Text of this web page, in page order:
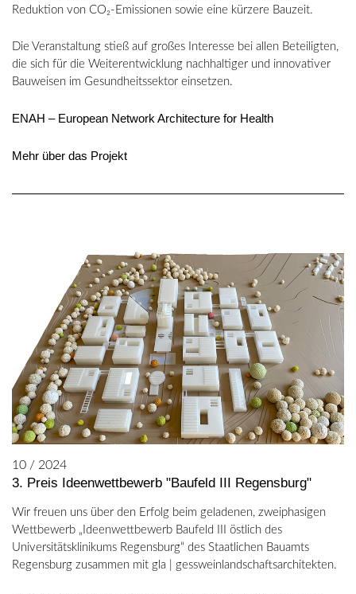
Reduktion von CO₂-Emissionen sowie eine kürzere Bauzeit.
Die Veranstaltung stieß auf großes Interesse bei allen Beteiligten,
die sich für die Weiterentwicklung nachhaltiger und innovativer
Bauweisen im Gesundheitssektor einsetzen.
ENAH – European Network Architecture for Health
Mehr über das Projekt
10 / 2024
3. Preis Ideenwettbewerb "Baufeld III Regensburg"
Wir freuen uns über den Erfolg beim geladenen, zweiphasigen
Wettbewerb „Ideenwettbewerb Baufeld III östlich des
Universitätsklinikums Regensburg“ des Staatlichen Bauamts
Regensburg zusammen mit gla | gessweinlandschaftsarchitekten.